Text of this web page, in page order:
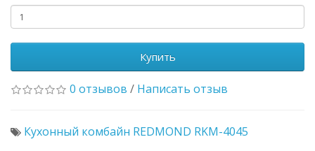
Купить
0 отзывов / Написать отзыв
Кухонный комбайн REDMOND RKM-4045